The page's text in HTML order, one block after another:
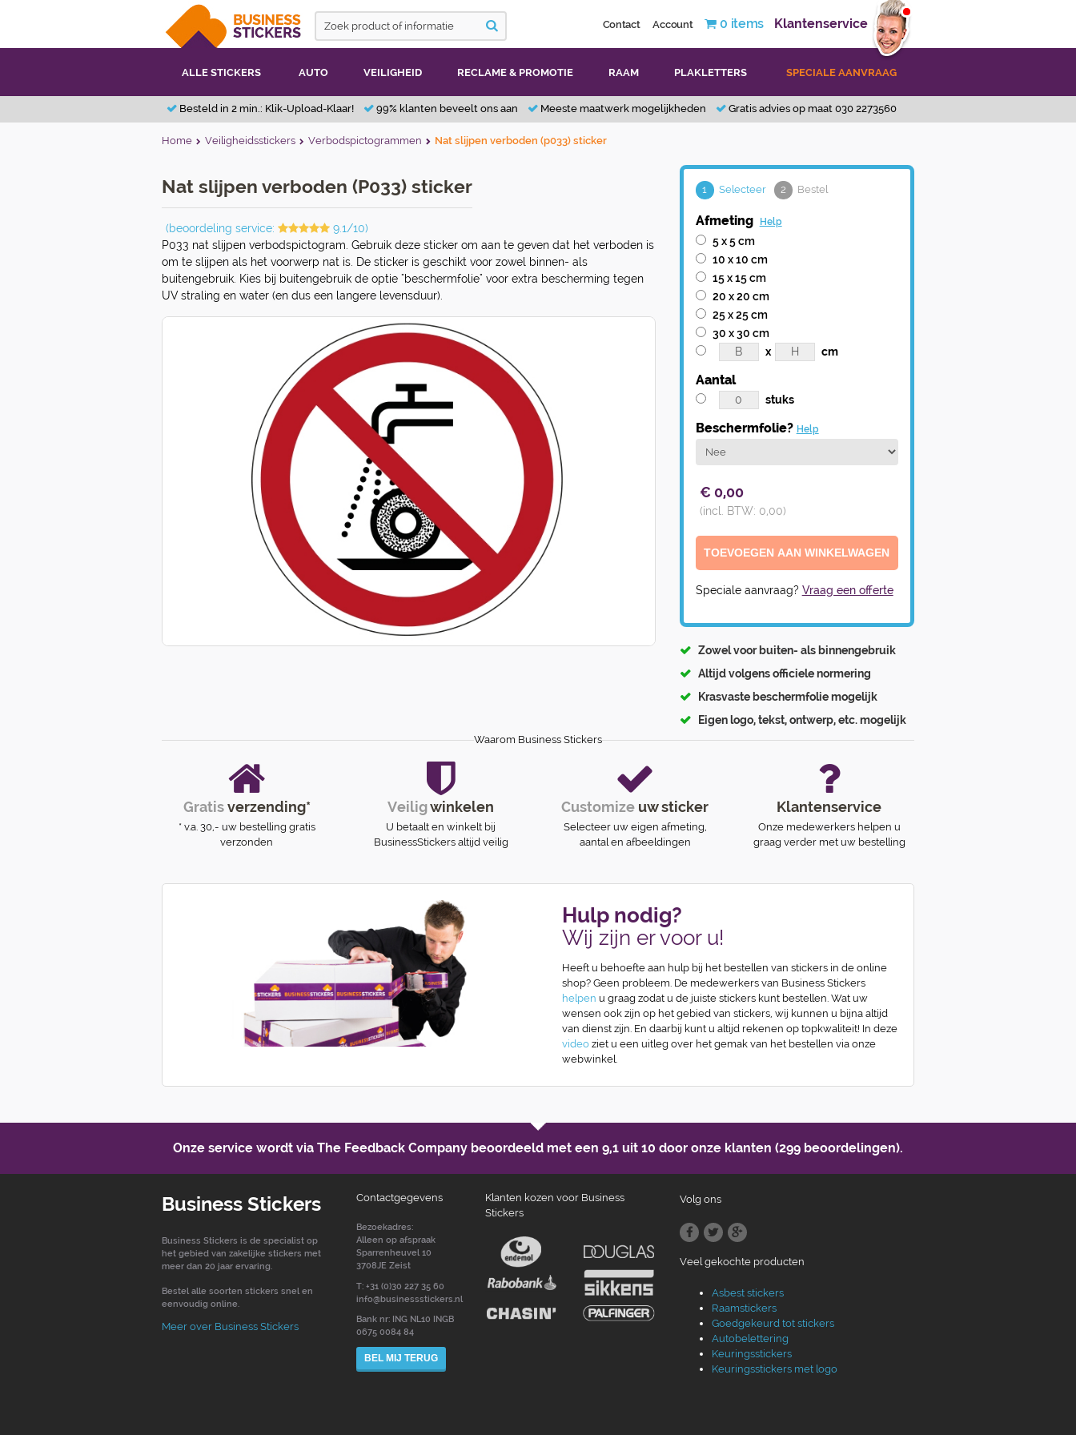
Contact Account 0 items Klantenservice
ALLE STICKERS AUTO VEILIGHEID RECLAME & PROMOTIE RAAM PLAKLETTERS SPECIALE AANVRAAG
Besteld in 2 min.: Klik-Upload-Klaar! 99% klanten beveelt ons aan Meeste maatwerk mogelijkheden Gratis advies op maat 030 2273560
Home Veiligheidsstickers Verbodspictogrammen Nat slijpen verboden (p033) sticker
Nat slijpen verboden (P033) sticker
(beoordeling service:
9.1/10)
P033 nat slijpen verbodspictogram. Gebruik deze sticker om aan te geven dat het verboden is
om te slijpen als het voorwerp nat is. De sticker is geschikt voor zowel binnen- als
buitengebruik. Kies bij buitengebruik de optie "beschermfolie" voor extra bescherming tegen
UV straling en water (en dus een langere levensduur).
1 Selecteer 2 Bestel
Afmeting Help
5 x 5 cm
10 x 10 cm
15 x 15 cm
20 x 20 cm
25 x 25 cm
30 x 30 cm
x
cm
Aantal
stuks
Beschermfolie? Help
€ 0,00
(incl. BTW: 0,00)
Speciale aanvraag? Vraag een offerte
Zowel voor buiten- als binnengebruik
Altijd volgens officiele normering
Krasvaste beschermfolie mogelijk
Eigen logo, tekst, ontwerp, etc. mogelijk
Waarom Business Stickers
Gratisverzending*
* v.a. 30,- uw bestelling gratis
verzonden
Veiligwinkelen
U betaalt en winkelt bij
BusinessStickers altijd veilig
Customize uw sticker
Selecteer uw eigen afmeting,
aantal en afbeeldingen
Klantenservice
Onze medewerkers helpen u
graag verder met uw bestelling
Hulp nodig?
Wij zijn er voor u!
Heeft u behoefte aan hulp bij het bestellen van stickers in de online
shop? Geen probleem. De medewerkers van Business Stickers
helpen u graag zodat u de juiste stickers kunt bestellen. Wat uw
wensen ook zijn op het gebied van stickers, wij kunnen u bijna altijd
van dienst zijn. En daarbij kunt u altijd rekenen op topkwaliteit! In deze
video ziet u een uitleg over het gemak van het bestellen via onze
webwinkel.
Onze service wordt via The Feedback Company beoordeeld met een 9,1 uit 10 door onze klanten (299 beoordelingen).
Business Stickers
Business Stickers is de specialist op
het gebied van zakelijke stickers met
meer dan 20 jaar ervaring.
Bestel alle soorten stickers snel en
eenvoudig online.
Meer over Business Stickers
Contactgegevens
Bezoekadres:
Alleen op afspraak
Sparrenheuvel 10
3708JE Zeist
T: +31 (0)30 227 35 60
info@businessstickers.nl
Bank nr: ING NL10 INGB
0675 0084 84
BEL MIJ TERUG
Klanten kozen voor Business
Stickers
Volg ons
Veel gekochte producten
Asbest stickers
Raamstickers
Goedgekeurd tot stickers
Autobelettering
Keuringsstickers
Keuringsstickers met logo